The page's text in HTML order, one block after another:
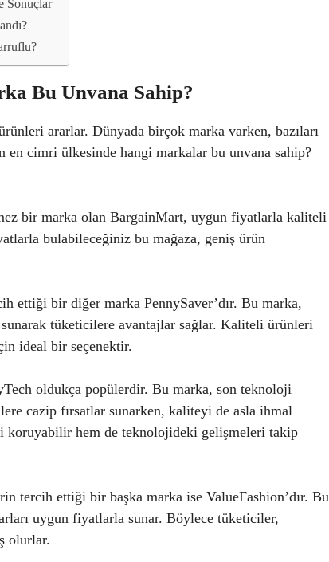
Sonuçlar
Bu Unvana Sahip?
ararlar. Dünyada birçok marka varken, bazıları
cimri ülkesinde hangi markalar bu unvana sahip?
bir marka olan BargainMart, uygun fiyatlarla kaliteli
bulabileceğiniz bu mağaza, geniş ürün
ettiği bir diğer marka PennySaver’dır. Bu marka,
tüketicilere avantajlar sağlar. Kaliteli ürünleri
ideal bir seçenektir.
oldukça popülerdir. Bu marka, son teknoloji
cazip fırsatlar sunarken, kaliteyi de asla ihmal
koruyabilir hem de teknolojideki gelişmeleri takip
tercih ettiği bir başka marka ise ValueFashion’dır. Bu
uygun fiyatlarla sunar. Böylece tüketiciler,
olurlar.